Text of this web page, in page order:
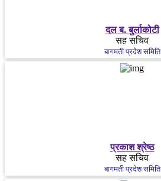
दल ब. बुर्लाकोटी
सह सचिव
बागमती प्रदेश समिति
प्रकाश श्रेष्ठ
सह सचिव
बागमती प्रदेश समिति